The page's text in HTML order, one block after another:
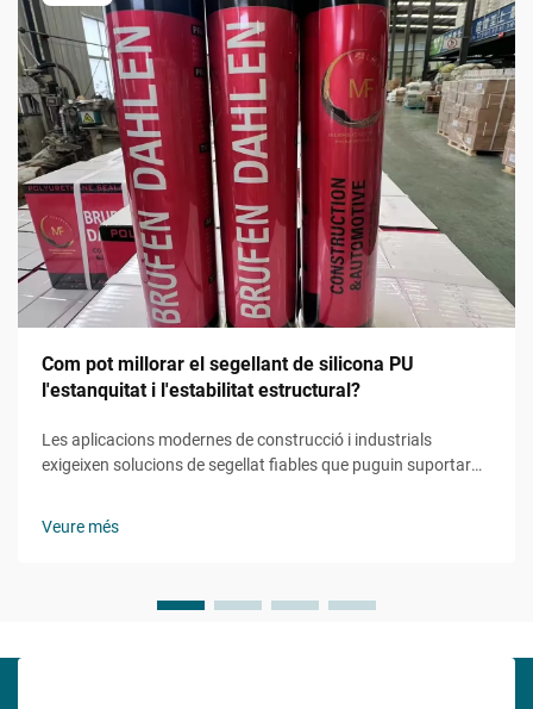
Com pot millorar el segellant de silicona PU
l'estanquitat i l'estabilitat estructural?
Les aplicacions modernes de construcció i industrials
exigeixen solucions de segellat fiables que puguin suportar
Veure més